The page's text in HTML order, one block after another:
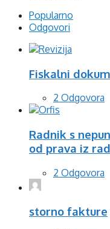
Popularno
Odgovori
Fiskalni
2 Odgovora
Radnik s
od prava iz
2 Odgovora
storno fakture